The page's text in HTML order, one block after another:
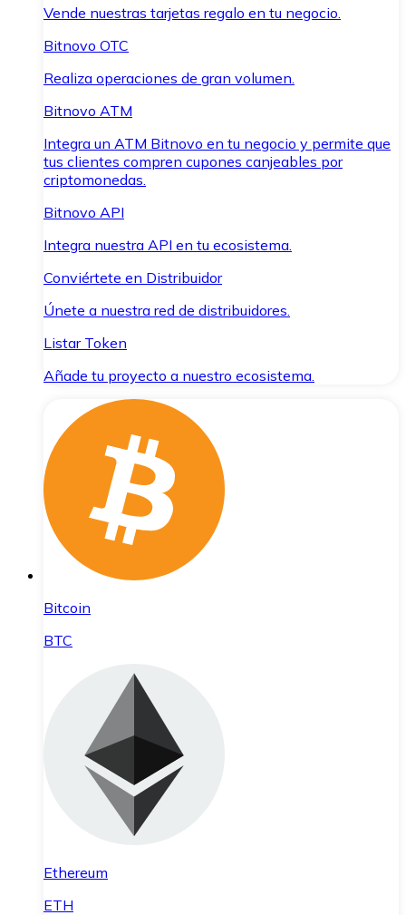
Vende nuestras tarjetas regalo en tu negocio.
Bitnovo OTC
Realiza operaciones de gran volumen.
Bitnovo ATM
Integra un ATM Bitnovo en tu negocio y permite que
tus clientes compren cupones canjeables por
criptomonedas.
Bitnovo API
Integra nuestra API en tu ecosistema.
Conviértete en Distribuidor
Únete a nuestra red de distribuidores.
Listar Token
Añade tu proyecto a nuestro ecosistema.
Bitcoin
BTC
Ethereum
ETH